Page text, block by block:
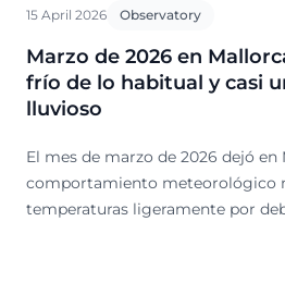
15 April 2026 Observatory
Marzo de 2026 en
frío de lo habitual y casi
lluvioso
El mes de marzo de 2026 dejó en
comportamiento meteorológico
temperaturas ligeramente por